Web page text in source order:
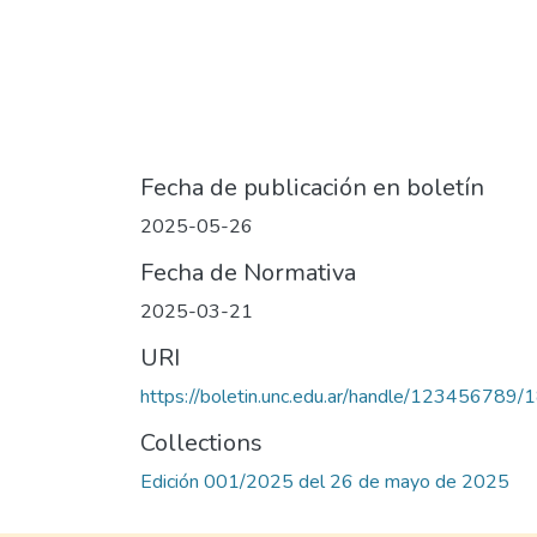
Fecha de publicación en boletín
2025-05-26
Fecha de Normativa
2025-03-21
URI
https://boletin.unc.edu.ar/handle/123456789/
Collections
Edición 001/2025 del 26 de mayo de 2025